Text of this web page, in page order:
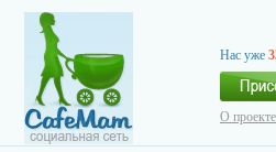
Нас уже
О проекте